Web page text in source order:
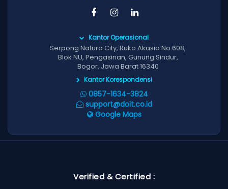
Kantor Operasional
Serpong Natura City, Ruko Akasia No.608,
Blok NU, Pengasinan, Gunung Sindur,
Bogor, Jawa Barat 16340
Kantor Korespondensi
0857-1634-3824
support@doit.co.id
Google Maps
Verified & Certified :